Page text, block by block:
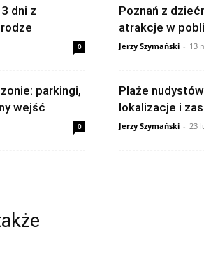
dni z
0
Poznań z
atrakcje w
Jerzy Szymański - 13
parkingi,
wejść
0
Plaże
lokalizacje i
Jerzy Szymański - 23